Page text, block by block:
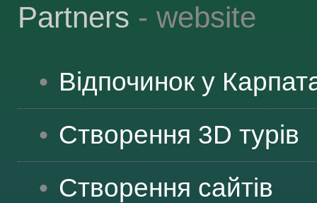
Partners - website
Відпочинок у
Створення 3D турів
Створення сайтів